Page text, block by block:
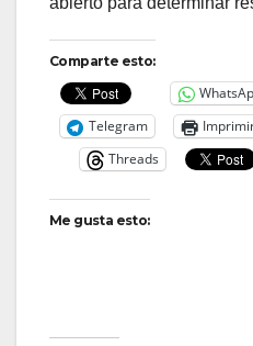
Comparte esto:
Telegram
Threads
Me gusta esto: